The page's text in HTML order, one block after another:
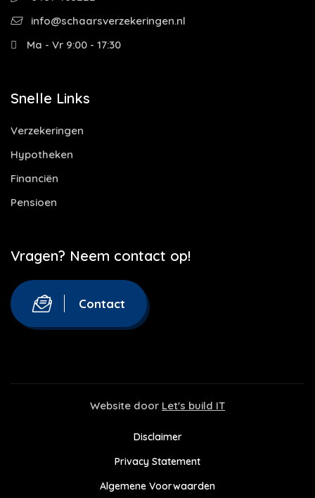
info@schaarsverzekeringen.nl
Ma - Vr 9:00 - 17:30
Snelle Links
Verzekeringen
Hypotheken
Financiën
Pensioen
Vragen? Neem contact op!
Contact
Website door Let's build IT
Disclaimer
Privacy Statement
Algemene Voorwaarden